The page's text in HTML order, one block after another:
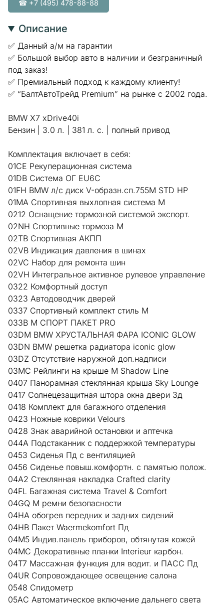
☎ +7 (495) 478-88-88
Описание
✅ Данный а/м на гарантии
✅ Большой выбор авто в наличии и безграничный
под заказ!
✅ Премиальный подход к каждому клиенту!
✅ “БалтАвтоТрейд Premium” на рынке с 2002 года.
BMW X7 xDrive40i
Бензин | 3.0 л. | 381 л. с. | полный привод
Комплектация включает в себя:
01CE Рекуперационная система
01DB Система ОГ EU6C
01FH BMW л/с диск V-образн.сп.755M STD HP
01MA Спортивная выхлопная система M
0212 Оснащение тормозной системой экспорт.
02NH Спортивные тормоза M
02TB Спортивная АКПП
02VB Индикация давления в шинах
02VC Набор для ремонта шин
02VH Интегральное активное рулевое управление
0322 Комфортный доступ
0323 Автодоводчик дверей
0337 Спортивный комплект стиль M
033B М СПОРТ ПАКЕТ PRO
03DM BMW ХРУСТАЛЬНАЯ ФАРА ICONIC GLOW
03DN BMW решетка радиатора iconic glow
03DZ Отсутствие наружной доп.надписи
03MC Рейлинги на крыше M Shadow Line
0407 Панорамная стеклянная крыша Sky Lounge
0417 Солнецезащитная штора окна двери Зд
0418 Комплект для багажного отделения
0423 Ножные коврики Velours
0428 Знак аварийной остановки и аптечка
044A Подстаканник с поддержкой температуры
0453 Сиденья Пд с вентиляцией
0456 Сиденье повыш.комфортн. с памятью полож.
04A2 Стеклянная накладка Crafted clarity
04FL Багажная система Travel & Comfort
04GQ M ремни безопасности
04HA обогрев передних и задних сидений
04HB Пакет Waermekomfort Пд
04M5 Индив.панель приборов, обтянутая кожей
04MC Декоративные планки Interieur карбон.
04T7 Массажная функция для водит. и ПАСС Пд
04UR Сопровождающее освещение салона
0548 Спидометр
05AC Автоматическое включение дальнего света